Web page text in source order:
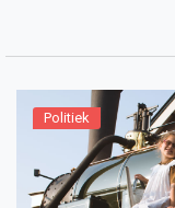
Politiek